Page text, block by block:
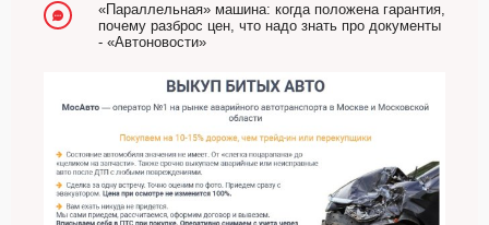
«Параллельная» машина: когда положена гарантия,
почему разброс цен, что надо знать про документы
- «Автоновости»